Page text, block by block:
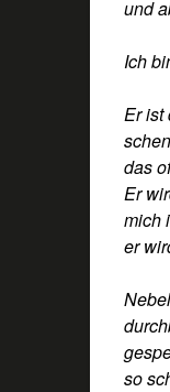
und
Ich
Er ist
das
Er
mich
er
so